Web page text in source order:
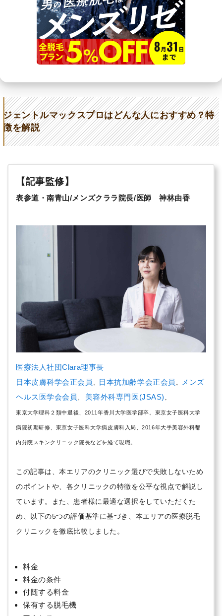
ジェントルマックスプロはどんな人におすすめ？特
徴を解説
【記事監修】
表参道・南青山/メンズクララ院長/医師 神林由香
医療法人社団Clara理事長
日本皮膚科学会正会員
日本抗加齢学会正会員
メンズ
ヘルス医学会会員
美容外科専門医(JSAS)
東京大学理科２類中退後、2011年香川大学医学部卒。東京女子医科大学
病院初期研修、東京女子医科大学病皮膚科入局、2016年大手美容外科都
内分院スキンクリニック院長などを経て現職。
この記事は、本エリアのクリニック選びで失敗しないため
のポイントや、各クリニックの特徴を公平な視点で解説し
ています。また、患者様に最適な選択をしていただくた
め、以下の5つの評価基準に基づき、本エリアの医療脱毛
クリニックを徹底比較しました。
料金
料金の条件
付随する料金
保有する脱毛機